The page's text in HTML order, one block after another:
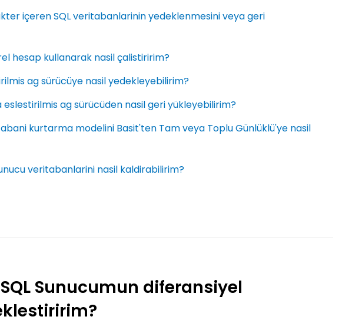
içeren SQL veritabanlarinin yedeklenmesini veya geri
hesap kullanarak nasil çalistiririm?
ag sürücüye nasil yedekleyebilirim?
eslestirilmis ag sürücüden nasil geri yükleyebilirim?
kurtarma modelini Basit'ten Tam veya Toplu Günlüklü'ye nasil
veritabanlarini nasil kaldirabilirim?
Sunucumun diferansiyel